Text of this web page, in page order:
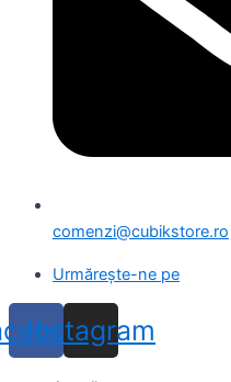
comenzi@cubikstore.ro
Urmărește-ne pe
Instagram